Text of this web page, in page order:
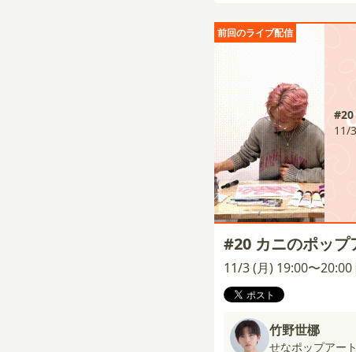
前回のライブ配信
#20
11/
#20 カニのポップ
11/3 (月) 19:00〜20:00
竹野世梛
せなポップアー